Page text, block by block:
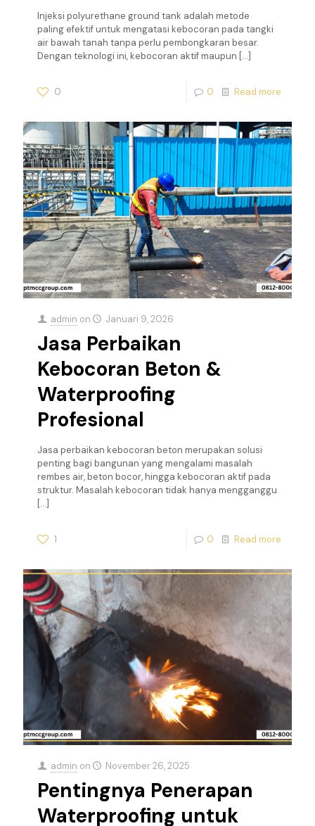
Injeksi polyurethane ground tank adalah metode
paling efektif untuk mengatasi kebocoran pada tangki
air bawah tanah tanpa perlu pembongkaran besar.
Dengan teknologi ini, kebocoran aktif maupun […]
0 0 Read more
admin on Januari 9, 2026
Jasa Perbaikan
Kebocoran Beton &
Waterproofing
Profesional
Jasa perbaikan kebocoran beton merupakan solusi
penting bagi bangunan yang mengalami masalah
rembes air, beton bocor, hingga kebocoran aktif pada
struktur. Masalah kebocoran tidak hanya mengganggu
[…]
1 0 Read more
admin on November 26, 2025
Pentingnya Penerapan
Waterproofing untuk